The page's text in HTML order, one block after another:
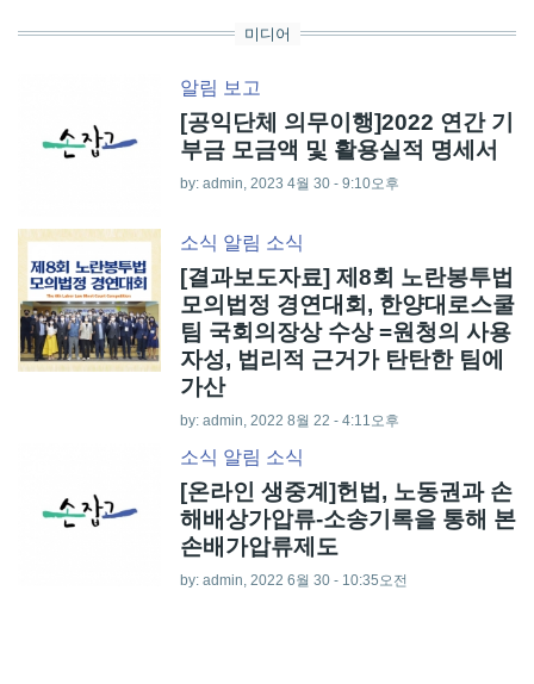
미디어
알림 보고
[공익단체 의무이행]2022 연간 기
부금 모금액 및 활용실적 명세서
by: admin, 2023 4월 30 - 9:10오후
소식 알림 소식
[결과보도자료] 제8회 노란봉투법
모의법정 경연대회, 한양대로스쿨
팀 국회의장상 수상 =원청의 사용
자성, 법리적 근거가 탄탄한 팀에
가산
by: admin, 2022 8월 22 - 4:11오후
소식 알림 소식
[온라인 생중계]헌법, 노동권과 손
해배상가압류-소송기록을 통해 본
손배가압류제도
by: admin, 2022 6월 30 - 10:35오전